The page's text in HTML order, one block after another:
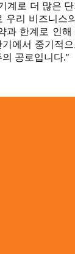
계로 더 많은
우리 비즈니스
과 한계로 인해
에서 중기적
공로입니다.